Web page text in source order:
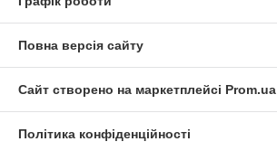
Повна версія сайту
Сайт створено на маркетплейсі Prom.ua
Політика конфіденційності